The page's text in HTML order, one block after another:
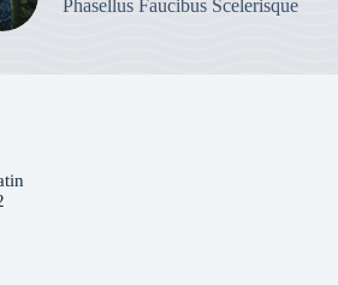
Phasellus Faucibus Scelerisque